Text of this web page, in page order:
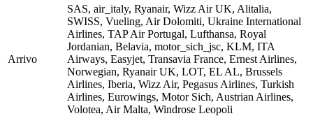
Arrivo
SAS, air_italy, Ryanair, Wizz Air UK, Alitalia,
SWISS, Vueling, Air Dolomiti, Ukraine International
Airlines, TAP Air Portugal, Lufthansa, Royal
Jordanian, Belavia, motor_sich_jsc, KLM, ITA
Airways, Easyjet, Transavia France, Ernest Airlines,
Norwegian, Ryanair UK, LOT, EL AL, Brussels
Airlines, Iberia, Wizz Air, Pegasus Airlines, Turkish
Airlines, Eurowings, Motor Sich, Austrian Airlines,
Volotea, Air Malta, Windrose Leopoli